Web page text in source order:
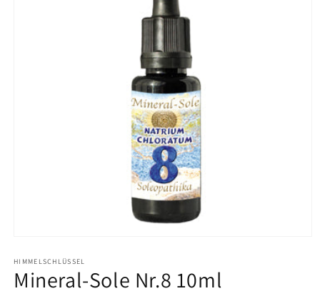
in
Modal
öffnen
HIMMELSCHLÜSSEL
Mineral-Sole Nr.8 10ml